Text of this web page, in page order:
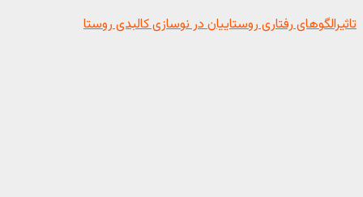
تاثیرالگوهای رفتاری روستاییان در نوسازی کالبدی روستا